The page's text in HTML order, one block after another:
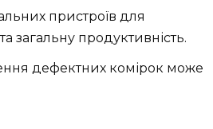
пристроїв для
загальну продуктивність.
дефектних комірок може